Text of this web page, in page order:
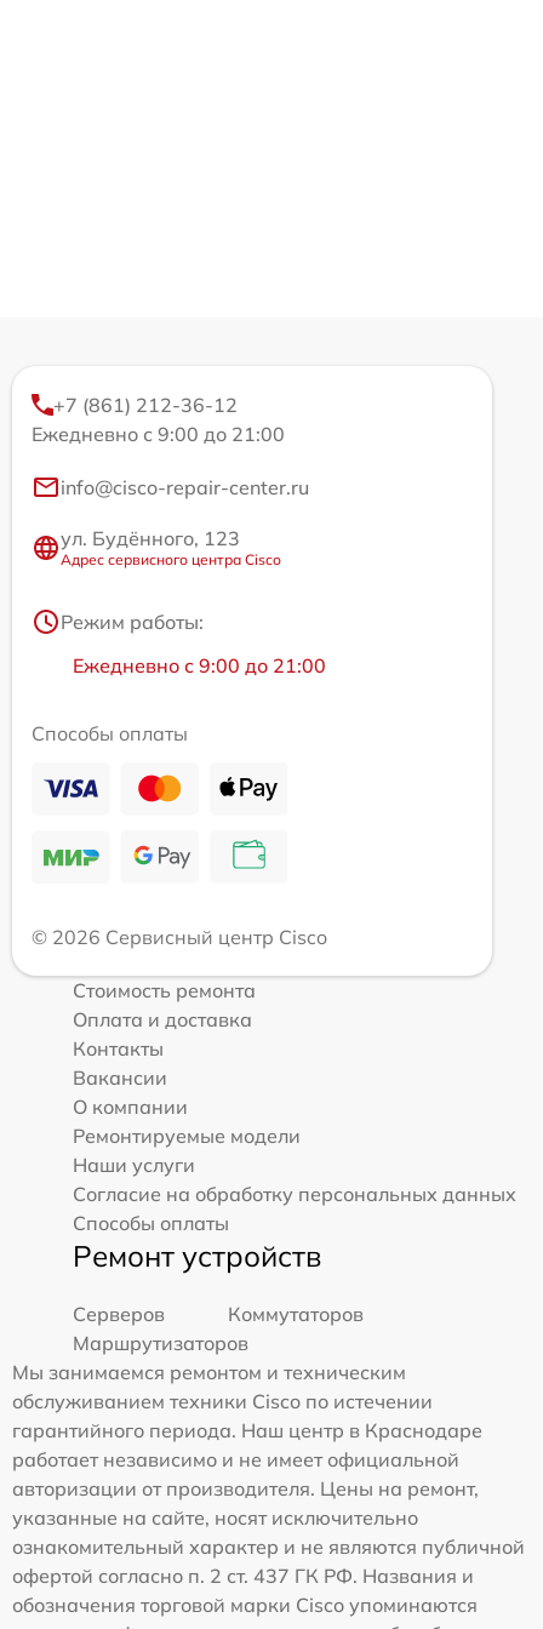
+7 (861) 212-36-12
Ежедневно с 9:00 до 21:00
info@cisco-repair-center.ru
ул. Будённого, 123
Адрес сервисного центра Cisco
Режим работы:
Ежедневно с 9:00 до 21:00
Способы оплаты
© 2026 Сервисный центр Cisco
Стоимость ремонта
Оплата и доставка
Контакты
Вакансии
О компании
Ремонтируемые модели
Наши услуги
Согласие на обработку персональных данных
Способы оплаты
Ремонт устройств
Серверов
Коммутаторов
Маршрутизаторов
Мы занимаемся ремонтом и техническим
обслуживанием техники Cisco по истечении
гарантийного периода. Наш центр в Краснодаре
работает независимо и не имеет официальной
авторизации от производителя. Цены на ремонт,
указанные на сайте, носят исключительно
ознакомительный характер и не являются публичной
офертой согласно п. 2 ст. 437 ГК РФ. Названия и
обозначения торговой марки Cisco упоминаются